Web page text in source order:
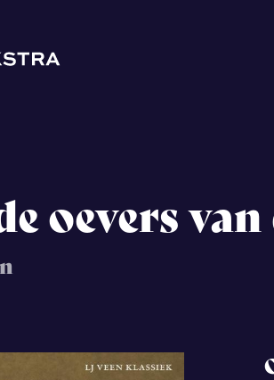
oevers